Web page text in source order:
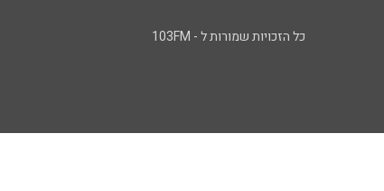
כל הזכויות שמורות ל - 103FM